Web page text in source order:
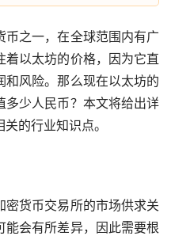
币之一，在全球范围内有广
着以太坊的价格，因为它直
风险。那么现在以太坊的
多少人民币？本文将给出详
的行业知识点。
密货币交易所的市场供求关
能会有所差异，因此需要根